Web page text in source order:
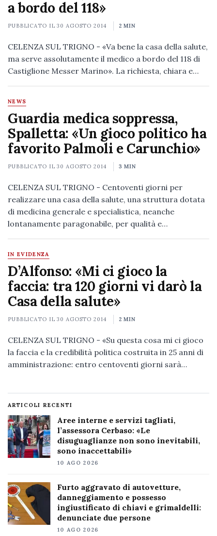
a bordo del 118»
PUBBLICATO IL30 AGOSTO 2014 2 MIN
CELENZA SUL TRIGNO - «Va bene la casa della salute,
ma serve assolutamente il medico a bordo del 118 di
Castiglione Messer Marino». La richiesta, chiara e…
NEWS
Guardia medica soppressa,
Spalletta: «Un gioco politico ha
favorito Palmoli e Carunchio»
PUBBLICATO IL30 AGOSTO 2014 3 MIN
CELENZA SUL TRIGNO - Centoventi giorni per
realizzare una casa della salute, una struttura dotata
di medicina generale e specialistica, neanche
lontanamente paragonabile, per qualità e…
IN EVIDENZA
D’Alfonso: «Mi ci gioco la
faccia: tra 120 giorni vi darò la
Casa della salute»
PUBBLICATO IL30 AGOSTO 2014 2 MIN
CELENZA SUL TRIGNO - «Su questa cosa mi ci gioco
la faccia e la credibilità politica costruita in 25 anni di
amministrazione: entro centoventi giorni sarà…
ARTICOLI RECENTI
Aree interne e servizi tagliati,
l’assessora Cerbaso: «Le
disuguaglianze non sono inevitabili,
sono inaccettabili»
10 AGO 2026
Furto aggravato di autovetture,
danneggiamento e possesso
ingiustificato di chiavi e grimaldelli:
denunciate due persone
10 AGO 2026